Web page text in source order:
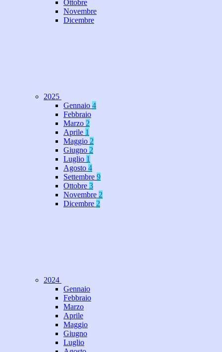
Ottobre
Novembre
Dicembre
2025
Gennaio 4
Febbraio
Marzo 2
Aprile 1
Maggio 2
Giugno 2
Luglio 1
Agosto 4
Settembre 9
Ottobre 3
Novembre 2
Dicembre 2
2024
Gennaio
Febbraio
Marzo
Aprile
Maggio
Giugno
Luglio